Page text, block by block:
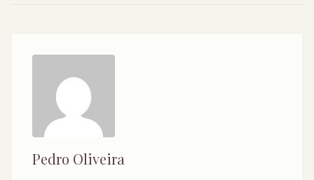
Pedro Oliveira